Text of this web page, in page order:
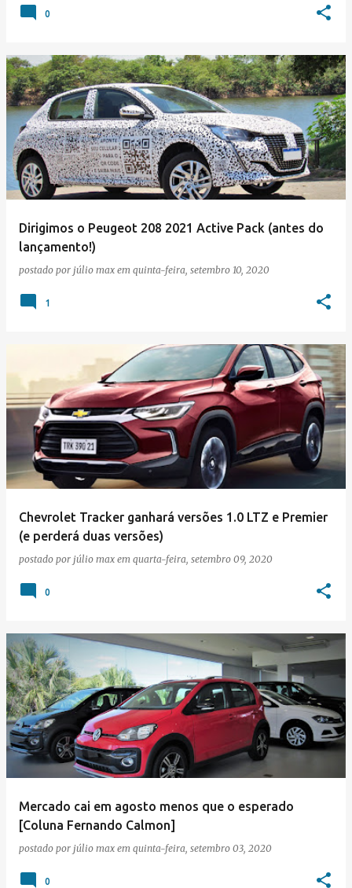
0
Dirigimos o Peugeot 208 2021 Active Pack (antes do
lançamento!)
postado por júlio max em quinta-feira, setembro 10, 2020
1
Chevrolet Tracker ganhará versões 1.0 LTZ e Premier
(e perderá duas versões)
postado por júlio max em quarta-feira, setembro 09, 2020
0
Mercado cai em agosto menos que o esperado
[Coluna Fernando Calmon]
postado por júlio max em quinta-feira, setembro 03, 2020
0